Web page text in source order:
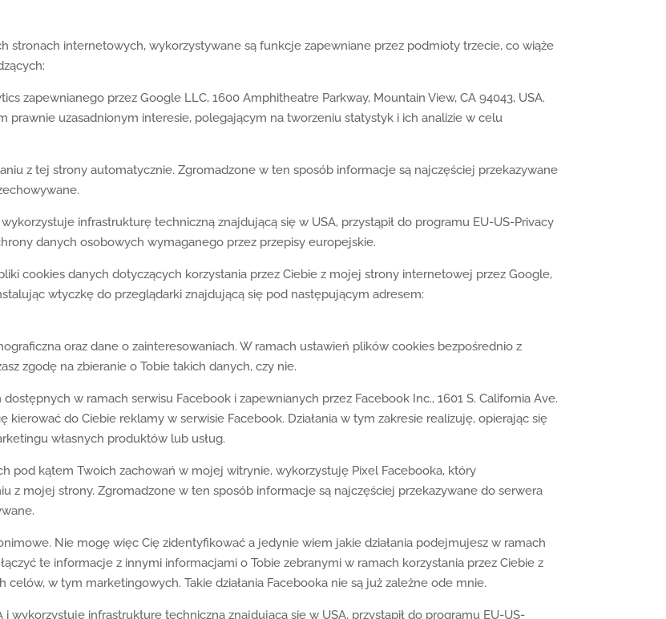
stronach internetowych, wykorzystywane są funkcje zapewniane przez podmioty trzecie, co wiąże
zapewnianego przez Google LLC, 1600 Amphitheatre Parkway, Mountain View, CA 94043, USA.
prawnie uzasadnionym interesie, polegającym na tworzeniu statystyk i ich analizie w celu
z tej strony automatycznie. Zgromadzone w ten sposób informacje są najczęściej przekazywane
infrastrukturę techniczną znajdującą się w USA, przystąpił do programu EU-US-Privacy
danych osobowych wymaganego przez przepisy europejskie.
cookies danych dotyczących korzystania przez Ciebie z mojej strony internetowej przez Google,
wtyczkę do przeglądarki znajdującą się pod następującym adresem:
oraz dane o zainteresowaniach. W ramach ustawień plików cookies bezpośrednio z
zgodę na zbieranie o Tobie takich danych, czy nie.
w ramach serwisu Facebook i zapewnianych przez Facebook Inc., 1601 S. California Ave.
kierować do Ciebie reklamy w serwisie Facebook. Działania w tym zakresie realizuję, opierając się
własnych produktów lub usług.
pod kątem Twoich zachowań w mojej witrynie, wykorzystuję Pixel Facebooka, który
z mojej strony. Zgromadzone w ten sposób informacje są najczęściej przekazywane do serwera
Nie mogę więc Cię zidentyfikować a jedynie wiem jakie działania podejmujesz w ramach
te informacje z innymi informacjami o Tobie zebranymi w ramach korzystania przez Ciebie z
w tym marketingowych. Takie działania Facebooka nie są już zależne ode mnie.
wykorzystuje infrastrukturę techniczną znajdującą się w USA, przystąpił do programu EU-US-